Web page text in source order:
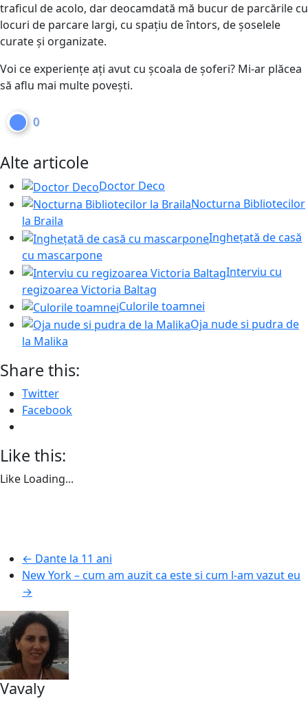
traficul de acolo, dar deocamdată mă bucur de parcările cu
locuri de parcare largi, cu spațiu de întors, de șoselele
curate și organizate.
Voi ce experiențe ați avut cu școala de șoferi? Mi-ar plăcea
să aflu mai multe povești.
0
Alte articole
Doctor Deco
Nocturna Bibliotecilor
la Braila
Inghețată de casă
cu mascarpone
Interviu cu
regizoarea Victoria Baltag
Culorile toamnei
Oja nude si pudra de
la Malika
Share this:
Twitter
Facebook
Like this:
Like Loading...
← Dante la 11 ani
New York – cum am auzit ca este si cum l-am vazut eu
→
Vavaly